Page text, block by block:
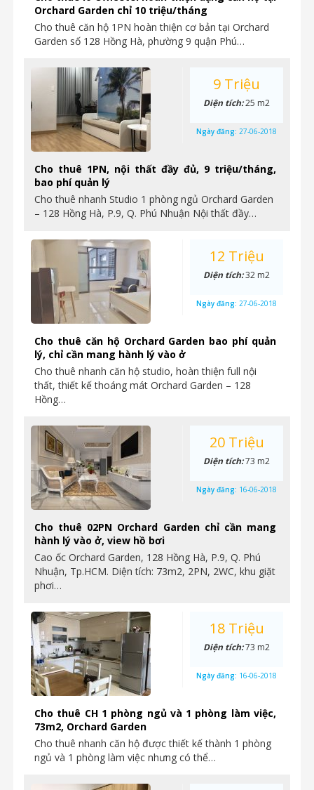
Orchard Garden chỉ 10 triệu/tháng
Cho thuê căn hộ 1PN hoàn thiện cơ bản tại Orchard
Garden số 128 Hồng Hà, phường 9 quận Phú…
Cho thuê 1PN, nội thất đầy đủ, 9 triệu/tháng,
bao phí quản lý
Cho thuê nhanh Studio 1 phòng ngủ Orchard Garden
– 128 Hồng Hà, P.9, Q. Phú Nhuận Nội thất đầy…
9 Triệu
Diện tích:25 m2
Ngày đăng: 27-06-2018
Cho thuê căn hộ Orchard Garden bao phí quản
lý, chỉ cần mang hành lý vào ở
Cho thuê nhanh căn hộ studio, hoàn thiện full nội
thất, thiết kế thoáng mát Orchard Garden – 128
Hồng…
12 Triệu
Diện tích:32 m2
Ngày đăng: 27-06-2018
Cho thuê 02PN Orchard Garden chỉ cần mang
hành lý vào ở, view hồ bơi
Cao ốc Orchard Garden, 128 Hồng Hà, P.9, Q. Phú
Nhuận, Tp.HCM. Diện tích: 73m2, 2PN, 2WC, khu giặt
phơi…
20 Triệu
Diện tích:73 m2
Ngày đăng: 16-06-2018
Cho thuê CH 1 phòng ngủ và 1 phòng làm việc,
73m2, Orchard Garden
Cho thuê nhanh căn hộ được thiết kế thành 1 phòng
ngủ và 1 phòng làm việc nhưng có thể…
18 Triệu
Diện tích:73 m2
Ngày đăng: 16-06-2018